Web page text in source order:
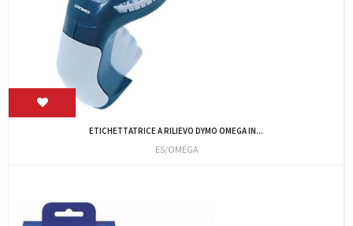
ETICHETTATRICE A RILIEVO DYMO OMEGA IN...
ES/OMEGA